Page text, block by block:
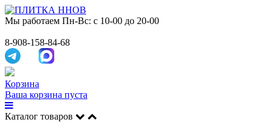
Мы работаем Пн-Вс: с 10-00 до 20-00
8-908-158-84-68
Корзина
Ваша корзина пуста
Каталог товаров